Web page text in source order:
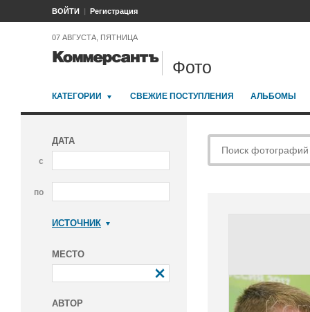
ВОЙТИ Регистрация
07 АВГУСТА, ПЯТНИЦА
Фото
КАТЕГОРИИ СВЕЖИЕ ПОСТУПЛЕНИЯ АЛЬБОМЫ
ДАТА
с
по
ИСТОЧНИК
МЕСТО
АВТОР